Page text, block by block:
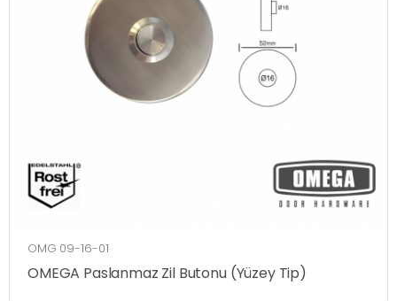
OMG 09-16-01
OMEGA Paslanmaz Zil Butonu (Yüzey Tip)